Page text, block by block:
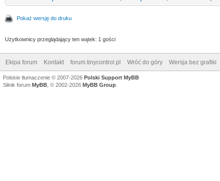
Pokaż wersję do druku
Użytkownicy przeglądający ten wątek: 1 gości
Ekipa forum Kontakt forum.tinycontrol.pl Wróć do góry Wersja bez grafiki
Polskie tłumaczenie © 2007-2026 Polski Support MyBB
Silnik forum MyBB , © 2002-2026 MyBB Group